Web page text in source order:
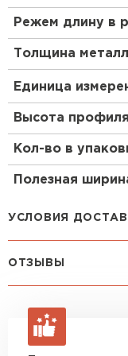
PVDF.
фермы;
ангары для
временные и
торговые и
навесы;
Режем длину в
Толщина
Единица
Высота
Кол-во в
Полезная
УСЛОВИЯ
макс. длина
Машина до 2,5
ОТЗЫВЫ
Еще нет отзывов